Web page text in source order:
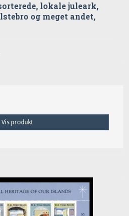
lokale juleark,
og meget andet,
Vis produkt